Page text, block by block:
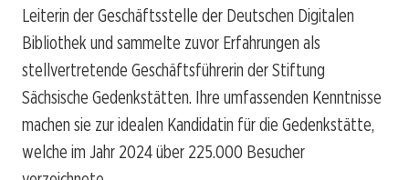
Leiterin der Geschäftsstelle der Deutschen Digitalen
Bibliothek und sammelte zuvor Erfahrungen als
stellvertretende Geschäftsführerin der Stiftung
Sächsische Gedenkstätten. Ihre umfassenden Kenntnisse
machen sie zur idealen Kandidatin für die Gedenkstätte,
welche im Jahr 2024 über 225.000 Besucher